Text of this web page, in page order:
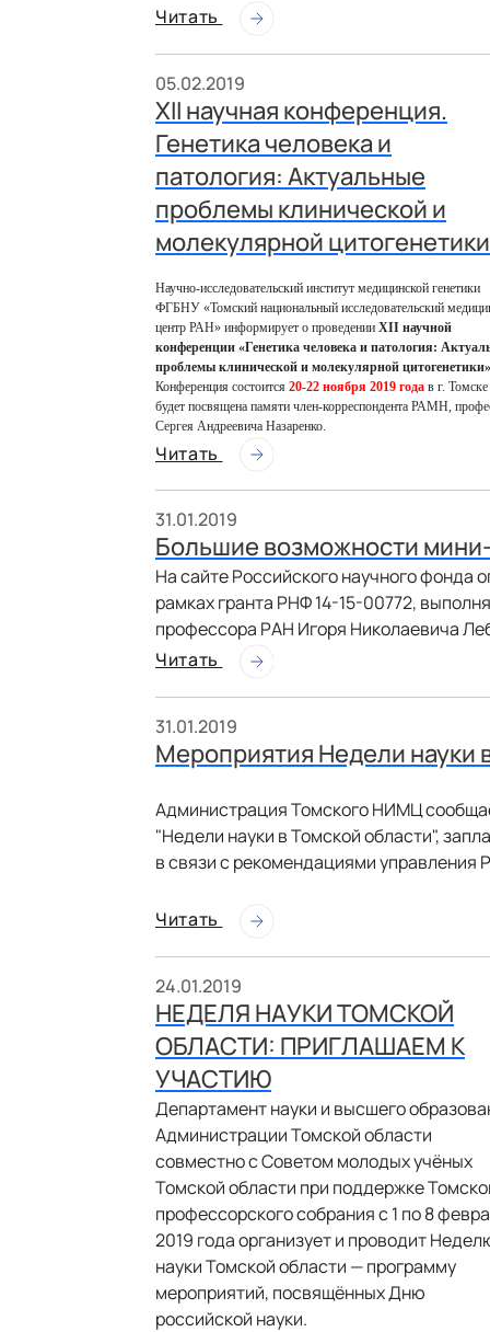
Читать
05.02.2019
XII научная конференция.
Генетика человека и
патология: Актуальные
проблемы клинической и
молекулярной цитогенетики
Научно-исследовательский институт медицинской генетики
ФГБНУ «Томский национальный исследовательский
центр РАН» информирует о проведении XII научной
конференции «Генетика человека и патология:
проблемы клинической и молекулярной цитогенетики»
Конференция состоится 20-22 ноября 2019 года в г.
будет посвящена памяти член-корреспондента РАМН,
Сергея Андреевича Назаренко.
Читать
31.01.2019
Большие возможности
На сайте Российского научного фонда
рамках гранта РНФ 14-15-00772,
профессора РАН Игоря Николаевича
Читать
31.01.2019
Мероприятия Недели науки
Администрация Томского НИМЦ
"Недели науки в Томской области",
в связи с рекомендациями управления
Читать
24.01.2019
НЕДЕЛЯ НАУКИ ТОМСКОЙ
ОБЛАСТИ: ПРИГЛАШАЕМ К
УЧАСТИЮ
Департамент науки и высшего
Администрации Томской области
совместно с Советом молодых учёных
Томской области при поддержке
профессорского собрания с 1 по 8
2019 года организует и проводит
науки Томской области — программу
мероприятий, посвящённых Дню
российской науки.